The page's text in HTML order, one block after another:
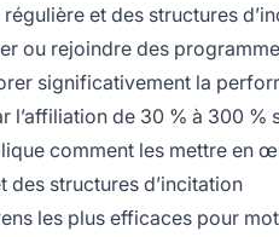
et des structures
ou rejoindre des
significativement la
l’affiliation de 30 % à 300
comment les mettre en
des structures d’incitation
les plus efficaces pour